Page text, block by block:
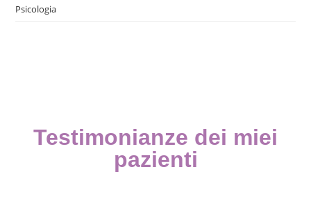
Psicologia
Testimonianze dei miei
pazienti